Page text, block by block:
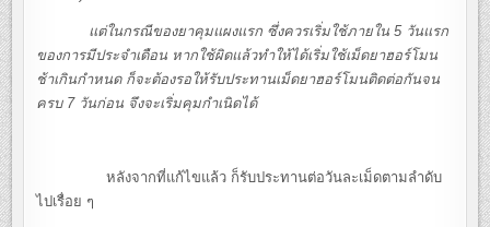
แต่ในกรณีของยาคุมแผงแรก ซึ่งควรเริ่มใช้ภายใน 5 วันแรก
ของการมีประจำเดือน หากใช้ผิดแล้วทำให้ได้เริ่มใช้เม็ดยาฮอร์โมน
ช้าเกินกำหนด ก็จะต้องรอให้รับประทานเม็ดยาฮอร์โมนติดต่อกันจน
ครบ 7 วันก่อน จึงจะเริ่มคุมกำเนิดได้
หลังจากที่แก้ไขแล้ว ก็รับประทานต่อวันละเม็ดตามลำดับ
ไปเรื่อย ๆ